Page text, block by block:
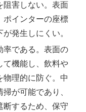
阻害しない。表面
ポインターの座標
発生しにくい。
率である。表面の
て機能し、飲料や
物理的に防ぐ。中
が可能であり、
断するため、保守